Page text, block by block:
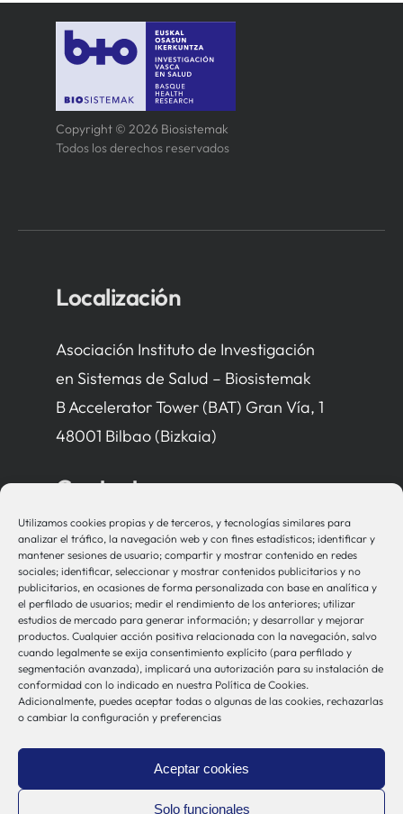
Utilizamos cookies propias y de terceros, y tecnologías similares para
analizar el tráfico, la navegación web y con fines estadísticos; identificar y
mantener sesiones de usuario; compartir y mostrar contenido en redes
sociales; identificar, seleccionar y mostrar contenidos publicitarios y no
publicitarios, en ocasiones de forma personalizada con base en analítica y
el perfilado de usuarios; medir el rendimiento de los anteriores; utilizar
estudios de mercado para generar información; y desarrollar y mejorar
productos. Cualquier acción positiva relacionada con la navegación, salvo
cuando legalmente se exija consentimiento explícito (para perfilado y
segmentación avanzada), implicará una autorización para su instalación de
conformidad con lo indicado en nuestra Política de Cookies.
Adicionalmente, puedes aceptar todas o algunas de las cookies, rechazarlas
o cambiar la configuración y preferencias
Aceptar cookies
Solo funcionales
Copyright © 2026 Biosistemak
Todos los derechos reservados
Localización
Asociación Instituto de Investigación
en Sistemas de Salud – Biosistemak
B Accelerator Tower (BAT) Gran Vía, 1
48001 Bilbao (Bizkaia)
Contacto
bio-sistemak@bio-sistemak.eus
944 00 77 90
Otros Enlaces
Osakidetza